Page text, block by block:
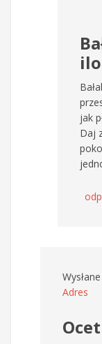
jak
Daj
Adres